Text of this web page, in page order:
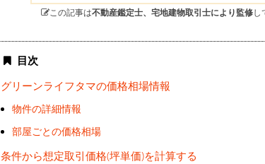
この記事は不動産鑑定士、宅地建物取引士により監修し
目次
グリーンライフタマの価格相場情報
物件の詳細情報
部屋ごとの価格相場
条件から想定取引価格(坪単価)を計算する